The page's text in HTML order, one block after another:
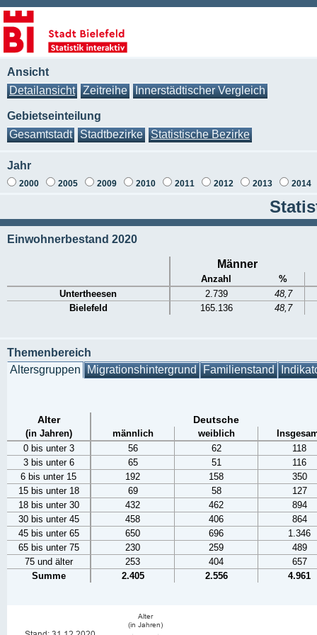
Ansicht
Detailansicht
Zeitreihe Innerstädtischer Vergleich
Gebietseinteilung
Gesamtstadt
Stadtbezirke Statistische Bezirke
Jahr
2000 2005 2009 2010 2011 2012 2013 2014
Einwohnerbestand 2020
Männer
Anzahl
%
Untertheesen
2.739
48,7
Bielefeld
165.136 48,7
Themenbereich
Altersgruppen Migrationshintergrund Familienstand
Alter Deutsche
(in Jahren) männlich weiblich
0 bis unter 3
56 62
118
3 bis unter 6
65 51
116
6 bis unter 15
192 158
350
15 bis unter 18
69 58
127
18 bis unter 30
432 462
894
30 bis unter 45
458 406
864
45 bis unter 65
650 696
1.346
65 bis unter 75
230 259
489
75 und älter
253 404
657
Summe
2.405 2.556 4.961